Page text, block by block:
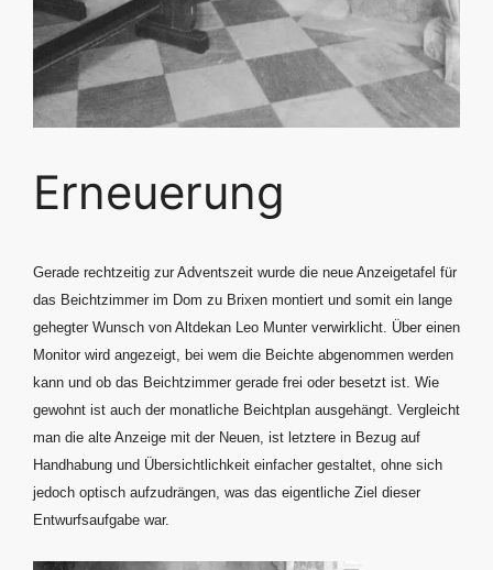
Erneuerung
Gerade rechtzeitig zur Adventszeit wurde die neue Anzeigetafel für
das Beichtzimmer im Dom zu Brixen montiert und somit ein lange
gehegter Wunsch von Altdekan Leo Munter verwirklicht. Über einen
Monitor wird angezeigt, bei wem die Beichte abgenommen werden
kann und ob das Beichtzimmer gerade frei oder besetzt ist. Wie
gewohnt ist auch der monatliche Beichtplan ausgehängt. Vergleicht
man die alte Anzeige mit der Neuen, ist letztere in Bezug auf
Handhabung und Übersichtlichkeit einfacher gestaltet, ohne sich
jedoch optisch aufzudrängen, was das eigentliche Ziel dieser
Entwurfsaufgabe war.